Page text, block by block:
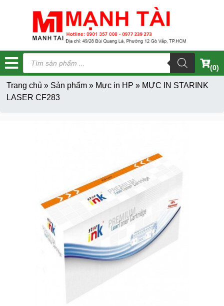
Tìm
kiếm
sản
phẩm
(0)
Trang chủ » Sản phẩm» Mực in HP » MỰC IN STARINK
LASER CF283